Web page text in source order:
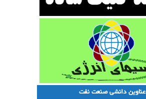
عناوین دانشی صنعت نفت